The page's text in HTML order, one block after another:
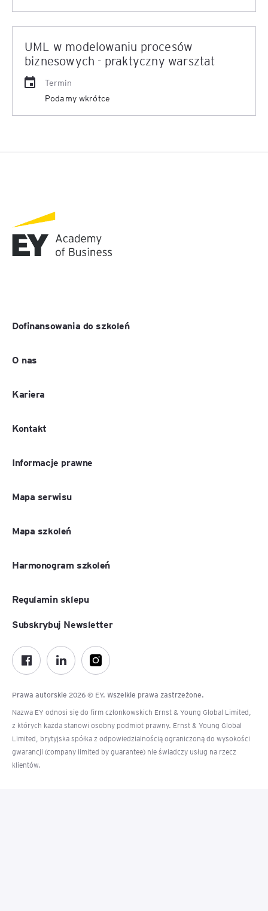
UML w modelowaniu procesów
biznesowych - praktyczny warsztat
Termin
Podamy wkrótce
Dofinansowania do szkoleń
O nas
Kariera
Kontakt
Informacje prawne
Mapa serwisu
Mapa szkoleń
Harmonogram szkoleń
Regulamin sklepu
Prawa autorskie 2026 © EY. Wszelkie prawa zastrzeżone.
Nazwa EY odnosi się do firm członkowskich Ernst & Young Global Limited,
z których każda stanowi osobny podmiot prawny. Ernst & Young Global
Limited, brytyjska spółka z odpowiedzialnością ograniczoną do wysokości
gwarancji (company limited by guarantee) nie świadczy usług na rzecz
klientów.
Subskrybuj Newsletter